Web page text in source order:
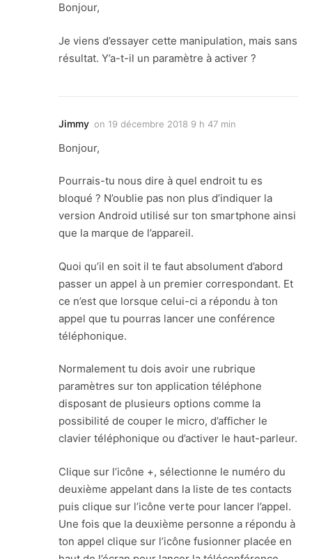
Bonjour,
Je viens d’essayer cette manipulation, mais sans
résultat. Y’a-t-il un paramètre à activer ?
Jimmy on 19 décembre 2018 9 h 47 min
Bonjour,
Pourrais-tu nous dire à quel endroit tu es
bloqué ? N’oublie pas non plus d’indiquer la
version Android utilisé sur ton smartphone ainsi
que la marque de l’appareil.
Quoi qu’il en soit il te faut absolument d’abord
passer un appel à un premier correspondant. Et
ce n’est que lorsque celui-ci a répondu à ton
appel que tu pourras lancer une conférence
téléphonique.
Normalement tu dois avoir une rubrique
paramètres sur ton application téléphone
disposant de plusieurs options comme la
possibilité de couper le micro, d’afficher le
clavier téléphonique ou d’activer le haut-parleur.
Clique sur l’icône +, sélectionne le numéro du
deuxième appelant dans la liste de tes contacts
puis clique sur l’icône verte pour lancer l’appel.
Une fois que la deuxième personne a répondu à
ton appel clique sur l’icône fusionner placée en